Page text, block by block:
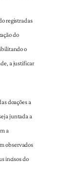
registradas
do
o
a justificar
doações a
juntada a
a
observados
incisos do